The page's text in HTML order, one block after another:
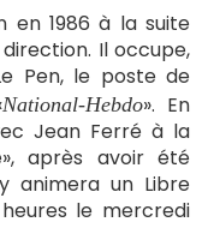
en 1986 à la suite
Il occupe,
Pen, le poste de
National-Hebdo». En
Jean Ferré à la
après avoir été
animera un Libre
le mercredi